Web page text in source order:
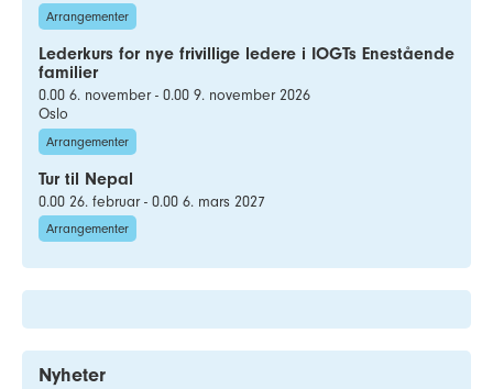
Arrangementer
Lederkurs for nye frivillige ledere i IOGTs Enestående
familier
0.00 6. november - 0.00 9. november 2026
Oslo
Arrangementer
Tur til Nepal
0.00 26. februar - 0.00 6. mars 2027
Arrangementer
Nyheter